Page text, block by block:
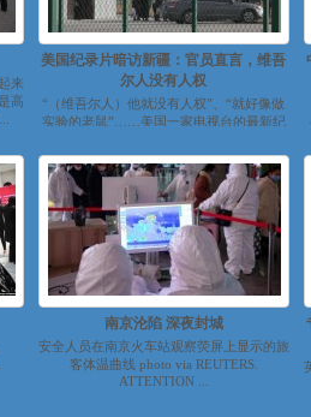
来
高
美国纪录片暗访新疆：官员直言，维吾
尔人没有人权
“（维吾尔人）他就没有人权”、“就好像做
实验的老鼠”……美国一家电视台的最新纪
司人...
南京沦陷 深夜封城
安全人员在南京火车站观察荧屏上显示的旅
客体温曲线 photo via REUTERS.
ATTENTION ...